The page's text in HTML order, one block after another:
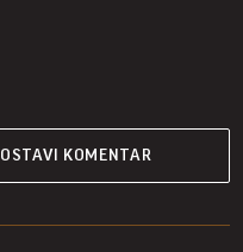
OSTAVI KOMENTAR